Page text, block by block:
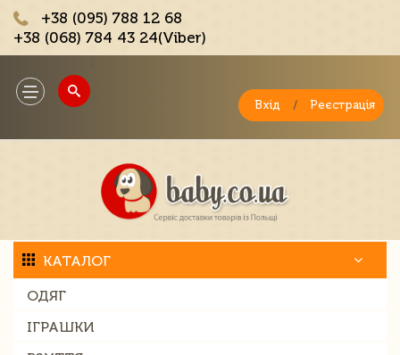
+38 (095) 788 12 68
+38 (068) 784 43 24(Viber)
Toggle
navigation
Вхід / Реєстрація
КАТАЛОГ
ОДЯГ
ІГРАШКИ